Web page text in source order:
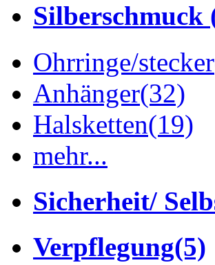
Silberschmuck
Ohrringe/stecker
Anhänger(32)
Halsketten(19)
mehr...
Sicherheit/
Verpflegung(5)